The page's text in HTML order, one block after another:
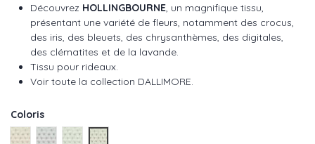
Découvrez HOLLINGBOURNE , un magnifique tissu,
présentant une variété de fleurs, notamment des crocus,
des iris, des bleuets, des chrysanthèmes, des digitales,
des clématites et de la lavande.
Tissu pour rideaux.
Voir toute la collection DALLIMORE
Coloris
Coral ref NCF4535-01
Teal ref NCF4535-02
Green ref NCF4535-03
Pink ref NCF4535-04